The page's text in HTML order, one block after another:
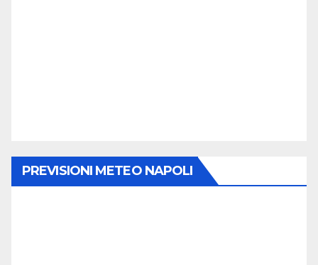
PREVISIONI METEO NAPOLI